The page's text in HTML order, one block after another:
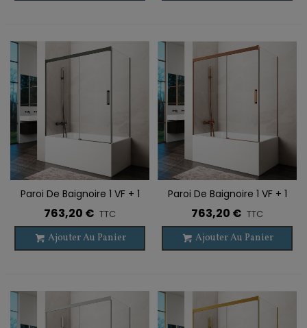
Paroi De Baignoire 1 VF + 1
PC BASIC TITANE + Fixe
Latéral
763,20 € TTC
Ajouter Au Panier
Paroi De Baignoire 1 VF + 1
PC BASIC CUIVRE BROSSÉ +
Fixe Latéral
763,20 € TTC
Ajouter Au Panier